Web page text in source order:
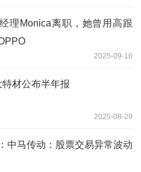
理Monica离职，她曾用高跟
2025-09-10
特材公布半年报
2025-08-29
中马传动：股票交易异常波动